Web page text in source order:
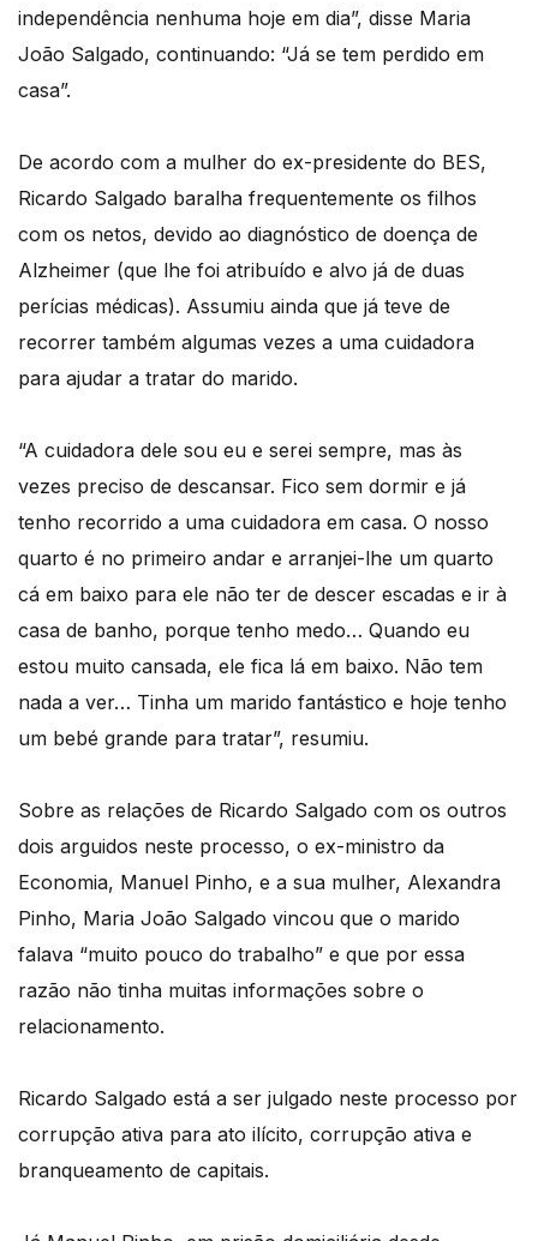
independência nenhuma hoje em dia”, disse Maria
João Salgado, continuando: “Já se tem perdido em
casa”.
De acordo com a mulher do ex-presidente do BES,
Ricardo Salgado baralha frequentemente os filhos
com os netos, devido ao diagnóstico de doença de
Alzheimer (que lhe foi atribuído e alvo já de duas
perícias médicas). Assumiu ainda que já teve de
recorrer também algumas vezes a uma cuidadora
para ajudar a tratar do marido.
“A cuidadora dele sou eu e serei sempre, mas às
vezes preciso de descansar. Fico sem dormir e já
tenho recorrido a uma cuidadora em casa. O nosso
quarto é no primeiro andar e arranjei-lhe um quarto
cá em baixo para ele não ter de descer escadas e ir à
casa de banho, porque tenho medo… Quando eu
estou muito cansada, ele fica lá em baixo. Não tem
nada a ver… Tinha um marido fantástico e hoje tenho
um bebé grande para tratar”, resumiu.
Sobre as relações de Ricardo Salgado com os outros
dois arguidos neste processo, o ex-ministro da
Economia, Manuel Pinho, e a sua mulher, Alexandra
Pinho, Maria João Salgado vincou que o marido
falava “muito pouco do trabalho” e que por essa
razão não tinha muitas informações sobre o
relacionamento.
Ricardo Salgado está a ser julgado neste processo por
corrupção ativa para ato ilícito, corrupção ativa e
branqueamento de capitais.